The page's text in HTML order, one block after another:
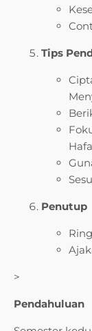
Tips
Penutup
>
Pendahuluan